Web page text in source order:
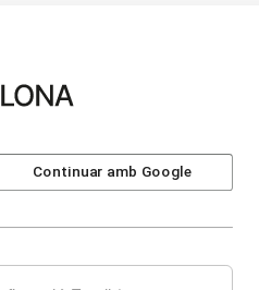
Continuar amb Google